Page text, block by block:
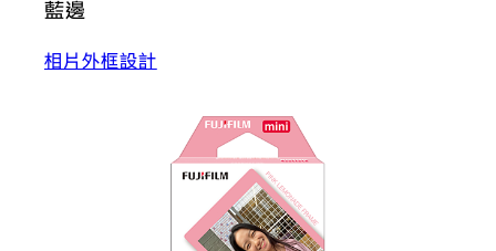
藍邊
相片外框設計